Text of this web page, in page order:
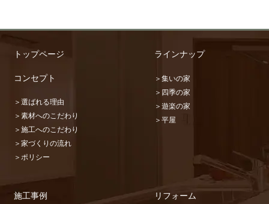
トップページ
コンセプト
＞選ばれる理由
＞素材へのこだわり
＞施工へのこだわり
＞家づくりの流れ
＞ポリシー
ラインナップ
＞集いの家
＞四季の家
＞遊楽の家
＞平屋
施工事例 リフォーム